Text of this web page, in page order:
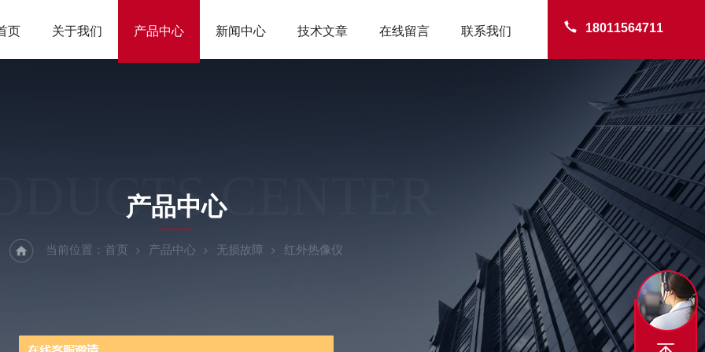
18011564711
页 关于我们 产品中心 新闻中心 技术文章 在线留言 联系我们
CENTER
产品中心
当前位置： 首页 产品中心 无损故障 红外热像仪